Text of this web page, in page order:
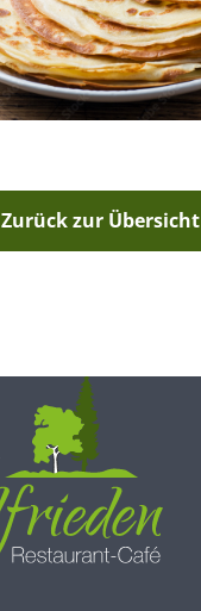
Zurück zur Übersicht